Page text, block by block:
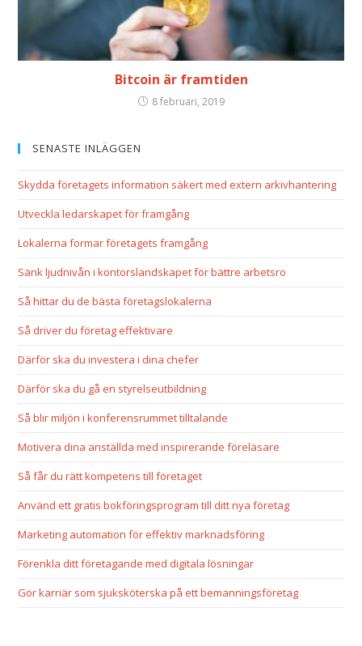
Bitcoin är framtiden
8 februari, 2019
SENASTE INLÄGGEN
Skydda företagets information säkert med extern arkivhantering
Utveckla ledarskapet för framgång
Lokalerna formar företagets framgång
Sänk ljudnivån i kontorslandskapet för bättre arbetsro
Så hittar du de bästa företagslokalerna
Så driver du företag effektivare
Därför ska du investera i dina chefer
Därför ska du gå en styrelseutbildning
Så blir miljön i konferensrummet tilltalande
Motivera dina anställda med inspirerande föreläsare
Så får du rätt kompetens till företaget
Använd ett gratis bokföringsprogram till ditt nya företag
Marketing automation för effektiv marknadsföring
Förenkla ditt företagande med digitala lösningar
Gör karriär som sjuksköterska på ett bemanningsföretag